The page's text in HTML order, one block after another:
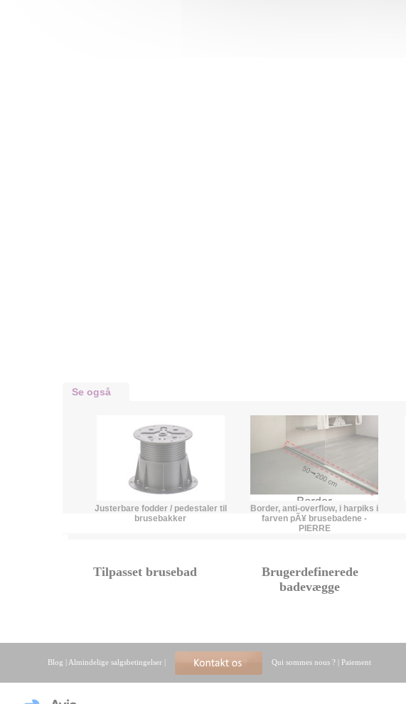
Se også
Justerbare fodder / pedestaler til
brusebakker
Border, anti-overflow, i harpiks i
farven pÃ¥ brusebadene -
PIERRE
Tilpasset brusebad
Brugerdefinerede
badevægge
Blog | Almindelige salgsbetingelser | Qui sommes nous ? | Paiement